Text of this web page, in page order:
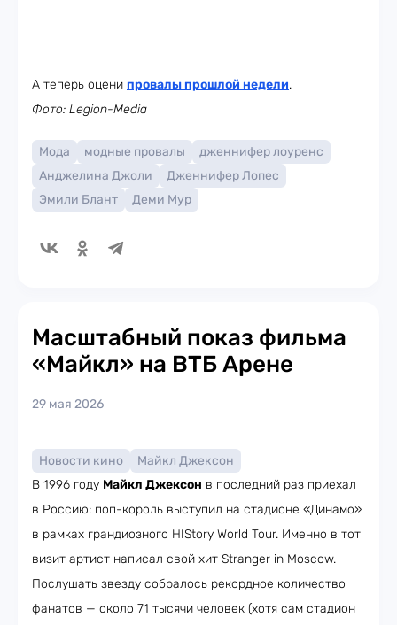
А теперь оцени провалы прошлой недели.
Фото: Legion-Media
Мода модные провалы
дженнифер лоуренс
Анджелина Джоли
Дженнифер Лопес
Эмили Блант
Деми Мур
Масштабный показ фильма
«Майкл» на ВТБ Арене
29 мая 2026
Новости кино
Майкл Джексон
В 1996 году Майкл Джексон в последний раз приехал
в Россию: поп-король выступил на стадионе «Динамо»
в рамках грандиозного HIStory World Tour. Именно в тот
визит артист написал свой хит Stranger in Moscow.
Послушать звезду собралось рекордное количество
фанатов — около 71 тысячи человек (хотя сам стадион